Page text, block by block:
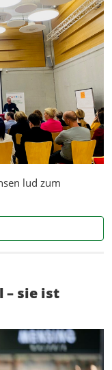
lud zum
im Ganztag
– sie ist